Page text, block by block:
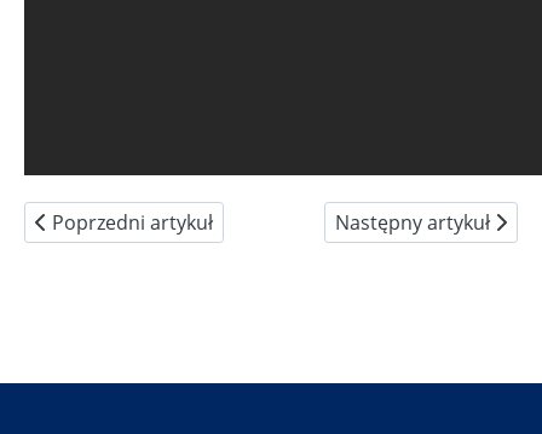
Poprzedni artykuł: Wyreżyseruj swoje życie – film
Poprzedni artykuł Następny artykuł:
Następny artykuł